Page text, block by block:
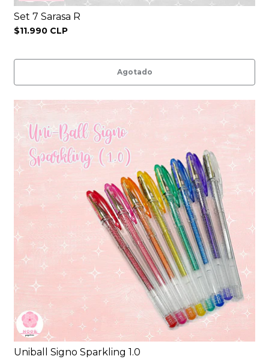
Set 7 Sarasa R
$11.990 CLP
Agotado
Uniball Signo Sparkling 1.0